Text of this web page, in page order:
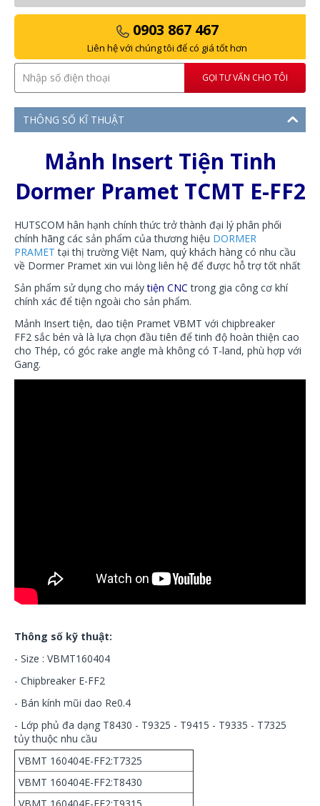
0903 867 467
Liên hệ với chúng tôi để có giá tốt hơn
GỌI TƯ VẤN CHO TÔI
THÔNG SỐ KĨ THUẬT
Mảnh Insert Tiện Tinh
Dormer Pramet TCMT E-FF2
HUTSCOM hân hạnh chính thức trở thành đại lý phân phối
chính hãng các sản phẩm của thương hiệu DORMER
PRAMET tại thị trường Việt Nam, quý khách hàng có nhu cầu
về Dormer Pramet xin vui lòng liên hệ để được hỗ trợ tốt nhất
Sản phẩm sử dụng cho máytiện CNC trong gia công cơ khí
chính xác để tiện ngoài cho sản phẩm.
Mảnh Insert tiện, dao tiện Pramet VBMT với chipbreaker
FF2 sắc bén và là lựa chọn đầu tiên để tinh độ hoàn thiện cao
cho Thép, có góc rake angle mà không có T-land, phù hợp với
Gang.
Thông số kỹ thuật:
- Size : VBMT160404
- Chipbreaker E-FF2
- Bán kính mũi dao Re0.4
- Lớp phủ đa dạng T8430 - T9325 - T9415 - T9335 - T7325
tủy thuộc nhu cầu
VBMT 160404E-FF2:T7325
VBMT 160404E-FF2:T8430